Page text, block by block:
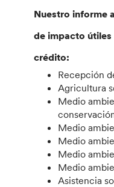
Nuestro informe
de impacto útiles
crédito:
Recepción
Agricultura
Medio
Medio
Medio
Medio
Medio
Asistencia